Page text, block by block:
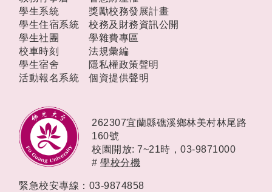
學生系統
學生住宿系統
學生社團
校車時刻
學生宿舍
活動報名系統
獎勵校務發展計畫
校務及財務資訊公開
學雜費專區
法規彙編
隱私權政策聲明
個資提供聲明
262307宜蘭縣礁溪鄉林美村林尾路
160號
校園開放: 7~21時， 03-9871000
# 學校分機
緊急校安專線：03-9874858